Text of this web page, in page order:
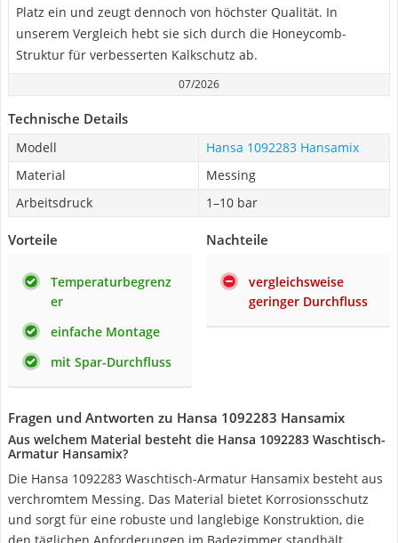
Platz ein und zeugt dennoch von höchster Qualität. In
unserem Vergleich hebt sie sich durch die Honeycomb-
Struktur für verbesserten Kalkschutz ab.
07/2026
Technische Details
Modell
Hansa 1092283 Hansamix
Material
Messing
Arbeitsdruck
1–10 bar
Vorteile
Temperaturbegrenz
er
einfache Montage
mit Spar-Durchfluss
Nachteile
vergleichsweise
geringer Durchfluss
Fragen und Antworten zu Hansa 1092283 Hansamix
Aus welchem Material besteht die Hansa 1092283 Waschtisch-
Armatur Hansamix?
Die Hansa 1092283 Waschtisch-Armatur Hansamix besteht aus
verchromtem Messing. Das Material bietet Korrosionsschutz
und sorgt für eine robuste und langlebige Konstruktion, die